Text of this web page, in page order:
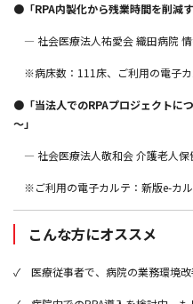
●「RPA内製化から残業時間を削減
― 社会医療法人祐愛会 織田病院
※病床数：111床、ご利用の電子カ
●「当法人でのRPAプロジェクトに
～」
― 社会医療法人敬和会 介護老人保
※ご利用の電子カルテ：新版e-カル
こんな方にオススメ
✓ 医療従事者で、病院の業務環境改